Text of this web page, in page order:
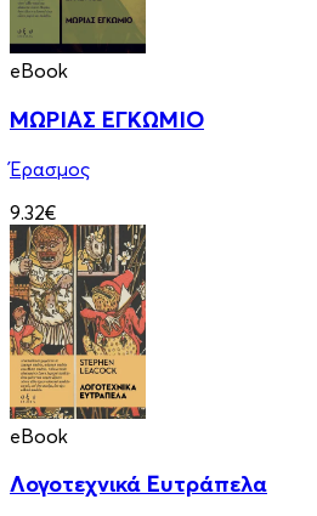
eBook
ΜΩΡΙΑΣ ΕΓΚΩΜΙΟ
Έρασμος
9.32€
eBook
Λογοτεχνικά Ευτράπελα